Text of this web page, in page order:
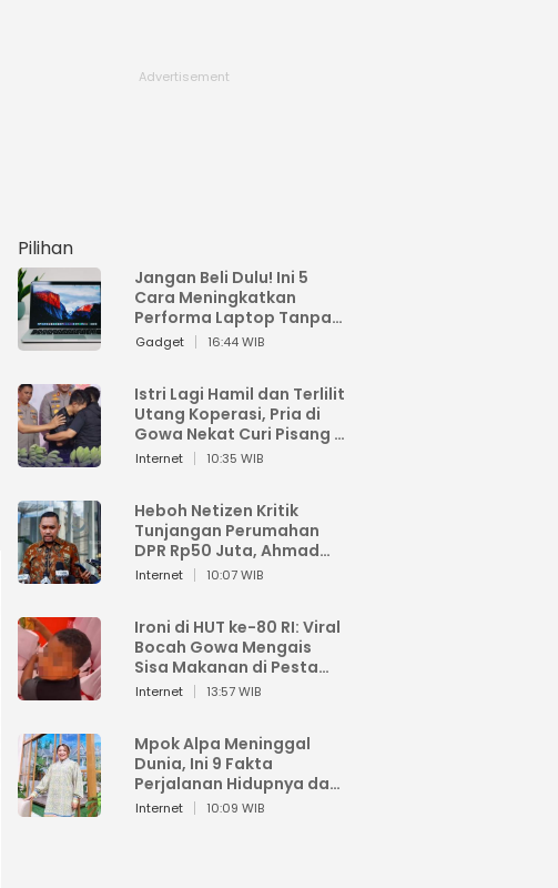
Pilihan
Jangan Beli Dulu! Ini 5
Cara Meningkatkan
Performa Laptop Tanpa
Harus Beli Baru
Gadget 16:44 WIB
Istri Lagi Hamil dan Terlilit
Utang Koperasi, Pria di
Gowa Nekat Curi Pisang 4
Tandan Milik Tetangga,
Internet 10:35 WIB
Heboh Netizen Kritik
Tunjangan Perumahan
DPR Rp50 Juta, Ahmad
Sahroni: Enggak Senang
Internet 10:07 WIB
Ironi di HUT ke-80 RI: Viral
Bocah Gowa Mengais
Sisa Makanan di Pesta
Kemerdekaan
Internet 13:57 WIB
Mpok Alpa Meninggal
Dunia, Ini 9 Fakta
Perjalanan Hidupnya dari
Viral hingga Puncak
Internet 10:09 WIB